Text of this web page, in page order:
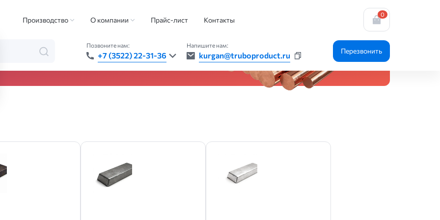
Производство О компании Прайс-лист Контакты
0
Позвоните нам:
+7 (3522) 22-31-36
Напишите нам:
kurgan@truboproduct.ru Перезвонить